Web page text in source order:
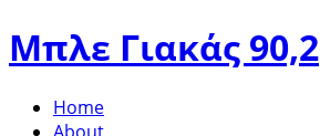
Μπλε Γιακάς 90,2
Home